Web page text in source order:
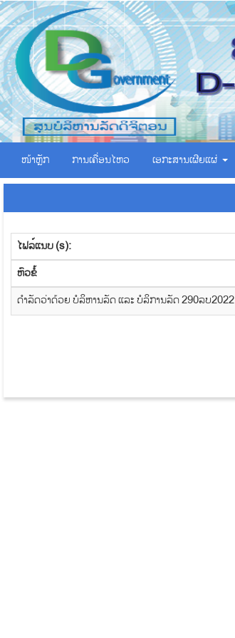
ໜ້າຫຼັກ ການເຄື່ອນໄຫວ ເອ​ກະ​ສານ​ເຜີຍ​ແຜ່
ໄຟລ໌ແນບ (s):
​ຫົວ​ຂໍ້
ດຳລັດວ່າດ້ວຍ ບໍລິຫານລັດ ແລະ ບໍລິການລັດ 290ລບ2022